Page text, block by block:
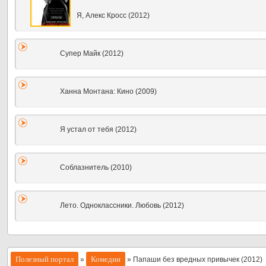
Я, Алекс Кросс (2012)
Супер Майк (2012)
Ханна Монтана: Кино (2009)
Я устал от тебя (2012)
Соблазнитель (2010)
Лето. Одноклассники. Любовь (2012)
Полезный портал » Комедии » Папаши без вредных привычек (2012)